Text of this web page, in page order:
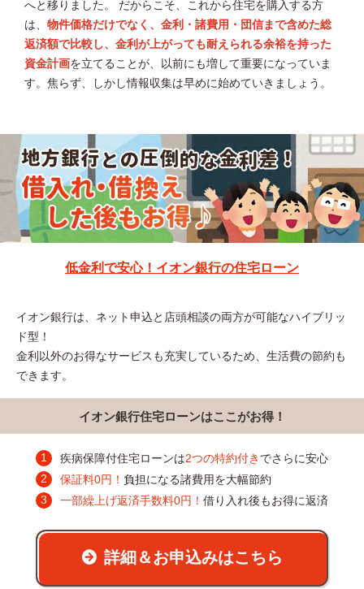
へと移りました。 だからこそ、これから住宅を購入する方
は、 物件価格だけでなく、金利・諸費用・団信まで含めた総
返済額で比較し、金利が上がっても耐えられる余裕を持った
資金計画を立てることが、以前にも増して重要になっていま
す。焦らず、しかし情報収集は早めに始めていきましょう。
低金利で安心！イオン銀行の住宅ローン
イオン銀行は、ネット申込と店頭相談の両方が可能なハイブリッ
ド型！
金利以外のお得なサービスも充実しているため、生活費の節約も
できます。
イオン銀行住宅ローンはここがお得！
疾病保障付住宅ローンは2つの特約付き でさらに安心
保証料0円！ 負担になる諸費用を大幅節約
一部繰上げ返済手数料0円！ 借り入れ後もお得に返済
詳細＆お申込みはこちら